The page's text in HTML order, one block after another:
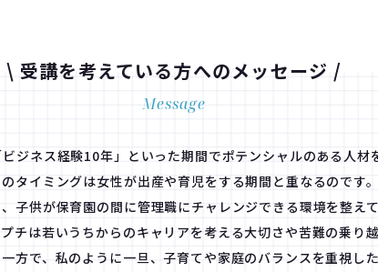
\ 受講を考えている方へのメッセージ /
Message
ジネス経験10年」といった期間でポテンシャルのある人材
タイミングは女性が出産や育児をする期間と重なるのです
子供が保育園の間に管理職にチャレンジできる環境を整え
チは若いうちからのキャリアを考える大切さや苦難の乗り
方で、私のように一旦、子育てや家庭のバランスを重視し